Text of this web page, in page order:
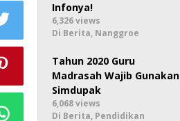
Infonya!
6,326 views
Di Berita, Nanggroe
Tahun 2020 Guru
Madrasah Wajib Gunakan
Simdupak
6,068 views
Di Berita, Pendidikan